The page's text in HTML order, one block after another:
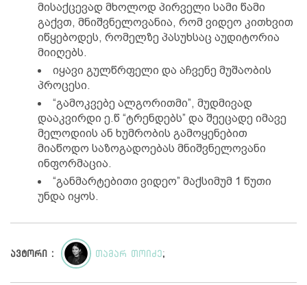
მისაქცევად მხოლოდ პირველი სამი წამი
გაქვთ, მნიშვნელოვანია, რომ ვიდეო კითხვით
იწყებოდეს, რომელზე პასუხსაც აუდიტორია
მიიღებს.
იყავი გულწრფელი და აჩვენე მუშაობის
პროცესი.
“გამოკვებე ალგორითმი”, მუდმივად
დააკვირდი ე.წ “ტრენდებს” და შეეცადე იმავე
მელოდიის ან ხუმრობის გამოყენებით
მიაწოდო საზოგადოებას მნიშვნელოვანი
ინფორმაცია.
“განმარტებითი ვიდეო” მაქსიმუმ 1 წუთი
უნდა იყოს.
ავტორი : თამარ თოიძე ;